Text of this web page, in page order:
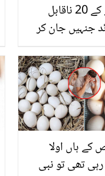
آڑو کھانے کے 20 ناقابل
جنہیں جان کر
گے
ہاں اولا
تھی تو نبی